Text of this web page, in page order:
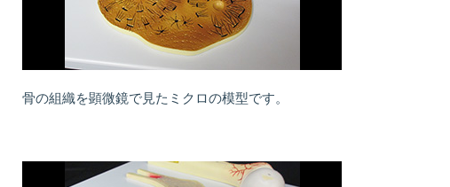
骨の組織を顕微鏡で見たミクロの模型です。